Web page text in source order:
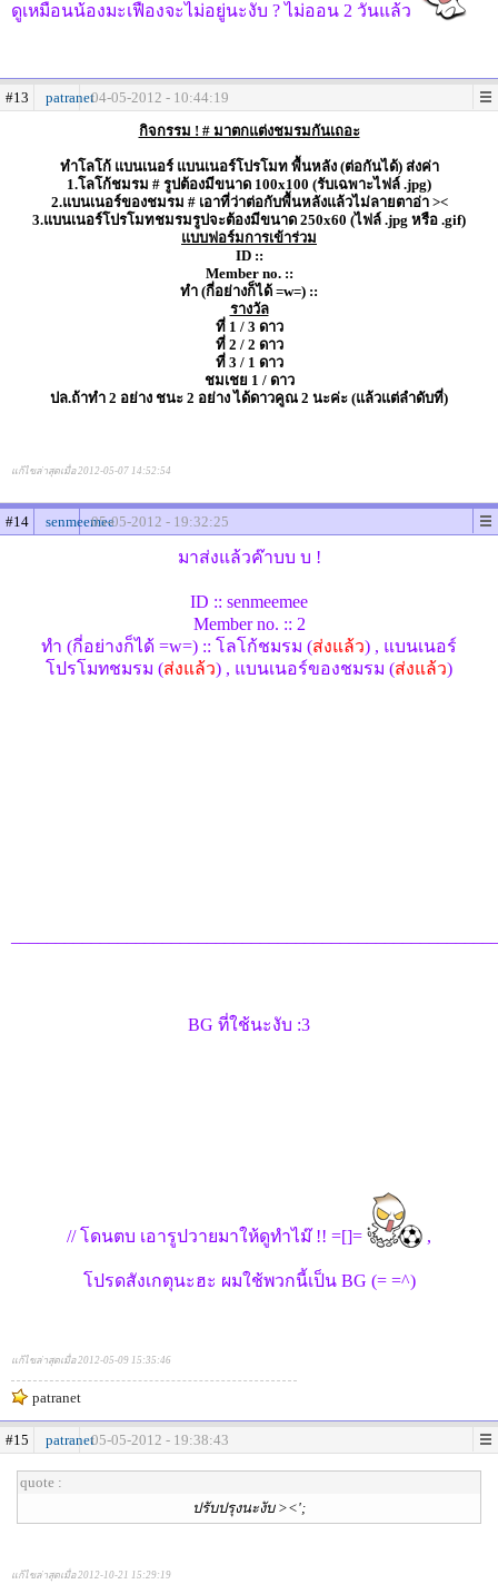
ดูเหมือนน้องมะเฟืองจะไม่อยู่นะงับ ? ไม่ออน 2 วันแล้ว
#13 patranet04-05-2012 - 10:44:19
กิจกรรม ! # มาตกแต่งชมรมกันเถอะ
ทำโลโก้ แบนเนอร์ แบนเนอร์โปรโมท พื้นหลัง (ต่อกันได้) ส่งค่า
1.โลโก้ชมรม # รูปต้องมีขนาด 100x100 (รับเฉพาะไฟล์ .jpg)
2.แบนเนอร์ของชมรม # เอาที่ว่าต่อกับพื้นหลังแล้วไม่ลายตาอ่า ><
3.แบนเนอร์โปรโมทชมรมรูปจะต้องมีขนาด 250x60 (ไฟล์ .jpg หรือ .gif)
แบบฟอร์มการเข้าร่วม
ID ::
Member no. ::
ทำ (กี่อย่างก็ได้ =w=) ::
รางวัล
ที่ 1 / 3 ดาว
ที่ 2 / 2 ดาว
ที่ 3 / 1 ดาว
ชมเชย 1 / ดาว
ปล.ถ้าทำ 2 อย่าง ชนะ 2 อย่าง ได้ดาวคูณ 2 นะค่ะ (แล้วแต่ลำดับที่)
แก้ไขล่าสุดเมื่อ 2012-05-07 14:52:54
#14 senmeemee05-05-2012 - 19:32:25
มาส่งแล้วค๊าบบ บ !
ID :: senmeemee
Member no. :: 2
ทำ (กี่อย่างก็ได้ =w=) :: โลโก้ชมรม (ส่งแล้ว) , แบนเนอร์
โปรโมทชมรม (ส่งแล้ว) , แบนเนอร์ของชมรม (ส่งแล้ว)
BG ที่ใช้นะงับ :3
// โดนตบ เอารูปวายมาให้ดูทำไม๊ !! =[]= ,
โปรดสังเกตุนะฮะ ผมใช้พวกนี้เป็น BG (= =^)
แก้ไขล่าสุดเมื่อ 2012-05-09 15:35:46
patranet
#15 patranet05-05-2012 - 19:38:43
quote :
ปรับปรุงนะงับ ><';
แก้ไขล่าสุดเมื่อ 2012-10-21 15:29:19